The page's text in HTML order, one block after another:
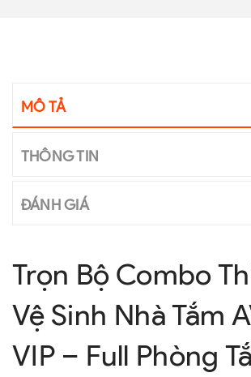
MÔ TẢ
THÔNG TIN
ĐÁNH GIÁ
Trọn Bộ Combo
Vệ Sinh Nhà Tắm
VIP – Full Phòng